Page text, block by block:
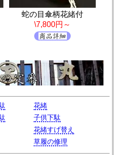
蛇の目傘柄花緒付
\7,800円～
花緒
子供下駄
花緒すげ替え
草履の修理